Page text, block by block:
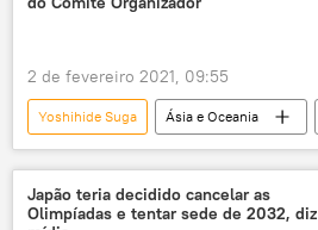
2 de fevereiro 2021, 09:55
Yoshihide Suga Ásia e Oceania
Notícias
Jogos Olímpicos
Jogos Olímpicos
Tóquio
Comitê Organizador Tóquio 2020
Japão teria decidido cancelar as
Olimpíadas e tentar sede de 2032, diz